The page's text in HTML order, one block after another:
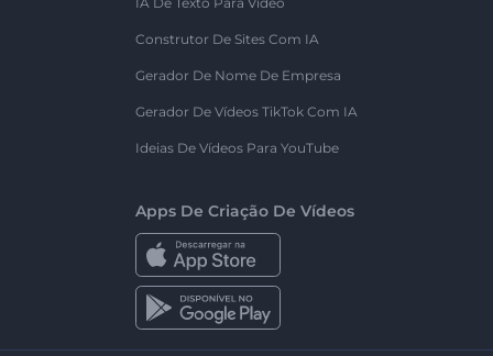
Construtor De Sites Com IA
Gerador De Nome De Empresa
Gerador De Vídeos TikTok Com IA
Ideias De Vídeos Para YouTube
Apps De Criação De Vídeos